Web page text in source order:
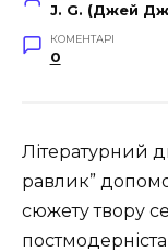
J. G. (Джей
КОМЕНТАРІ
0
Літературний
равлик”
сюжету твору